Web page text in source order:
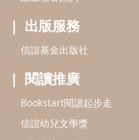
service@hsin-yi.org.tw
信誼好好育兒
(02)2396-5305轉2345 (
認識信誼 合作洽談
本網站建議使用IE9(含以上)